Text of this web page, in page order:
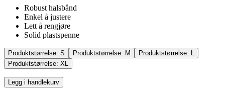
Robust halsbånd
Enkel å justere
Lett å rengjøre
Solid plastspenne
Produktstørrelse: S Produktstørrelse: M Produktstørrelse: L
Produktstørrelse: XL
Legg i handlekurv